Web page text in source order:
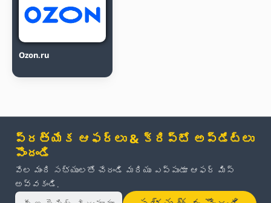
Ozon.ru
ప్రత్యేక ఆఫర్లు & క్రిప్టో అప్‌డేట్‌లు
పొందండి
వేల మంది సభ్యులతో చేరండి మరియు ఎప్పుడూ ఆఫర్ మిస్
అవ్వకండి.